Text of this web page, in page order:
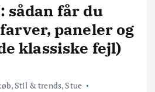
sådan får du
paneler og
klassiske fejl)
, Stil & trends, Stue